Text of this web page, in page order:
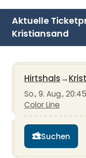
Aktuelle
Kristiansand
Hirtshals→
So., 9. Aug., 20:45
Color Line
Suchen